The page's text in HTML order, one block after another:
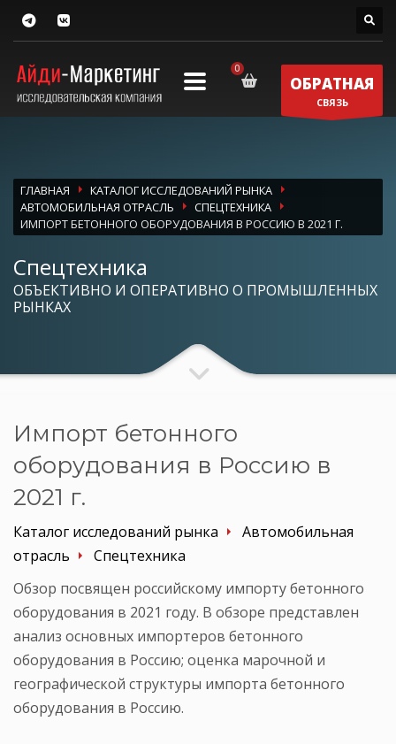
ОБРАТНАЯ
СВЯЗЬ
ГЛАВНАЯ
КАТАЛОГ ИССЛЕДОВАНИЙ РЫНКА
АВТОМОБИЛЬНАЯ ОТРАСЛЬ
СПЕЦТЕХНИКА
ИМПОРТ БЕТОННОГО ОБОРУДОВАНИЯ В РОССИЮ В 2021 Г.
Спецтехника
ОБЪЕКТИВНО И ОПЕРАТИВНО О ПРОМЫШЛЕННЫХ
РЫНКАХ
Импорт бетонного
оборудования в Россию в
2021 г.
Каталог исследований рынка
Автомобильная
отрасль
Спецтехника
Обзор посвящен российскому импорту бетонного
оборудования в 2021 году. В обзоре представлен
анализ основных импортеров бетонного
оборудования в Россию; оценка марочной и
географической структуры импорта бетонного
оборудования в Россию.